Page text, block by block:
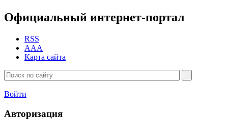
Официальный интернет-портал
RSS
AAA
Карта сайта
Войти
Авторизация